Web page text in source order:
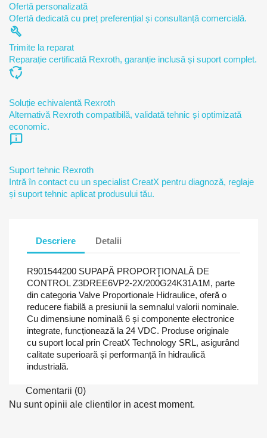
Ofertă personalizată
Ofertă dedicată cu preț preferențial și consultanță comercială.
build
Trimite la reparat
Reparație certificată Rexroth, garanție inclusă și suport complet.
cycle
Soluție echivalentă Rexroth
Alternativă Rexroth compatibilă, validată tehnic și optimizată
economic.
chat_info
Suport tehnic Rexroth
Intră în contact cu un specialist CreatX pentru diagnoză, reglaje
și suport tehnic aplicat produsului tău.
Descriere Detalii
R901544200 SUPAPĂ PROPORŢIONALĂ DE
CONTROL Z3DREE6VP2-2X/200G24K31A1M, parte
din categoria Valve Proportionale Hidraulice, oferă o
reducere fiabilă a presiunii la semnalul valorii nominale.
Cu dimensiune nominală 6 și componente electronice
integrate, funcționează la 24 VDC. Produse originale
cu suport local prin CreatX Technology SRL, asigurând
calitate superioară și performanță în hidraulică
industrială.
Comentarii (0)
Nu sunt opinii ale clientilor in acest moment.